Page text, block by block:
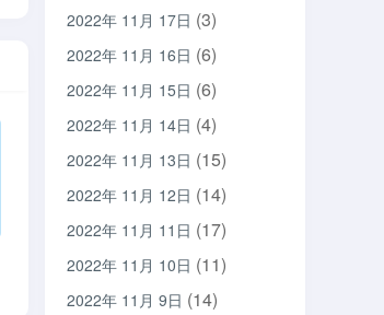
Zabbix企业微信报警推
Zabbix5 告警信息、图
片推送钉钉群
2022年 11月 17日 (3)
2022年 11月 16日 (6)
2022年 11月 15日 (6)
2022年 11月 14日 (4)
2022年 11月 13日 (15)
2022年 11月 12日 (14)
2022年 11月 11日 (17)
2022年 11月 10日 (11)
2022年 11月 9日 (14)